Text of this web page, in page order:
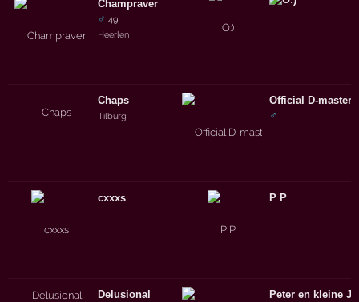
Champraver
♂ 49
Heerlen
Chaps
Tilburg
cxxxs
Delusional
Official D-master
♂
P P
Peter en kleine